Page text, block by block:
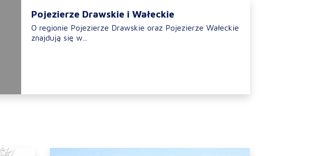
Pojezierze Drawskie i Wałeckie
O regionie Pojezierze Drawskie oraz Pojezierze Wałeckie
znajdują się w...